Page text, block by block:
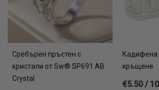
Сребърен пръстен с
кристали от Sw® SP691 AB
Crystal
Кадифена
кръщене
€5.50 /